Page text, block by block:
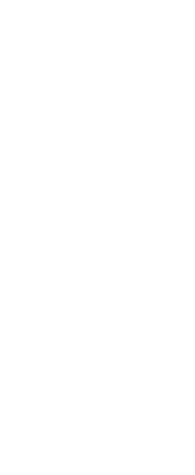
light and fluffy."